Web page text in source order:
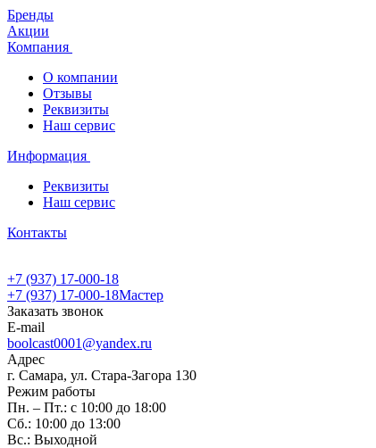
Бренды
Акции
Компания
О компании
Отзывы
Реквизиты
Наш сервис
Информация
Реквизиты
Наш сервис
Контакты
+7 (937) 17-000-18
+7 (937) 17-000-18Мастер
Заказать звонок
E-mail
boolcast0001@yandex.ru
Адрес
г. Самара, ул. Стара-Загора 130
Режим работы
Пн. – Пт.: с 10:00 до 18:00
Сб.: 10:00 до 13:00
Вс.: Выходной